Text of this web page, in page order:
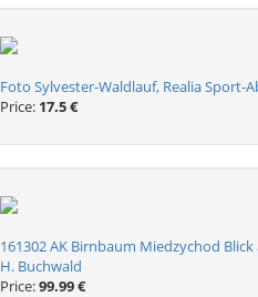
Foto Sylvester-Waldlauf, Realia Sport-
Price: 17.5 €
161302 AK Birnbaum Miedzychod
H. Buchwald
Price:99.99 €